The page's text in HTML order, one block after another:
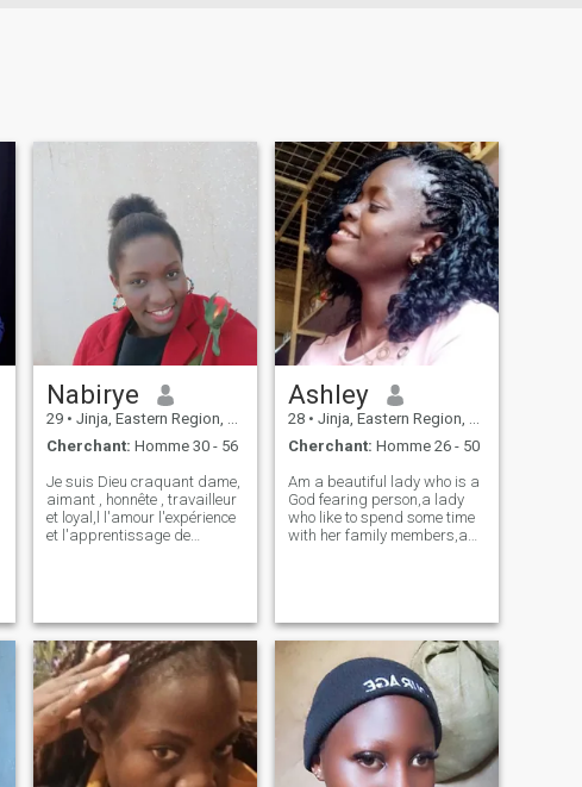
Nabirye
29 • Jinja, Eastern Region, Ouganda
Cherchant: Homme 30 - 56
Je suis Dieu craquant dame,
aimant , honnête , travailleur
et loyal,l l'amour l'expérience
et l'apprentissage de
gentille, en effet. Je suis une
personne très optimiste,
essayez de trouver des côtés
positifs dans chaque
situation.
Ashley
28 • Jinja, Eastern Region, Ouganda
Cherchant: Homme 26 - 50
Am a beautiful lady who is a
God fearing person,a lady
who like to spend some time
with her family members,a
and spend ,caring for someo